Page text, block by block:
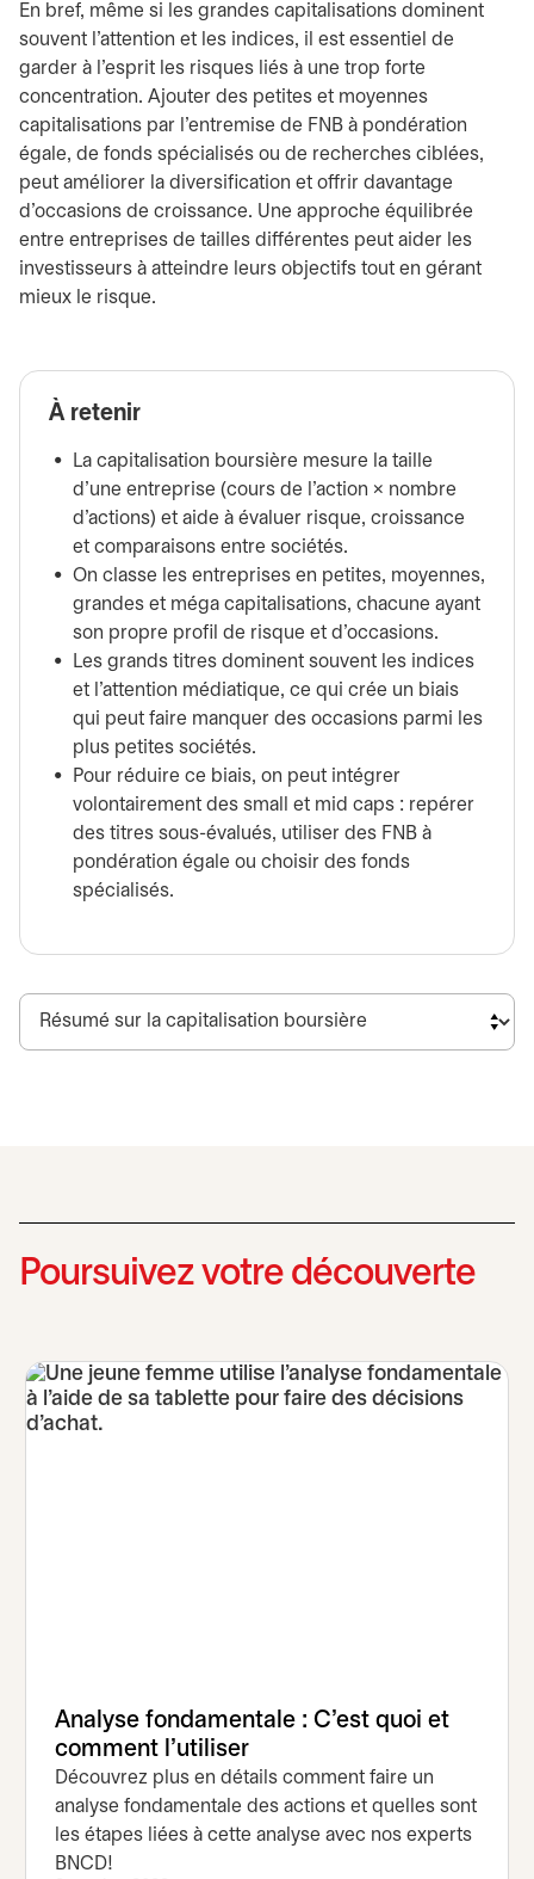
En bref, même si les grandes capitalisations dominent
souvent l'attention et les indices, il est essentiel de
garder à l'esprit les risques liés à une trop forte
concentration. Ajouter des petites et moyennes
capitalisations par l'entremise de FNB à pondération
égale, de fonds spécialisés ou de recherches ciblées,
peut améliorer la diversification et offrir davantage
d'occasions de croissance. Une approche équilibrée
entre entreprises de tailles différentes peut aider les
investisseurs à atteindre leurs objectifs tout en gérant
mieux le risque.
À retenir
La capitalisation boursière mesure la taille
d'une entreprise (cours de l'action × nombre
d'actions) et aide à évaluer risque, croissance
et comparaisons entre sociétés.
On classe les entreprises en petites, moyennes,
grandes et méga capitalisations, chacune ayant
son propre profil de risque et d'occasions.
Les grands titres dominent souvent les indices
et l'attention médiatique, ce qui crée un biais
qui peut faire manquer des occasions parmi les
plus petites sociétés.
Pour réduire ce biais, on peut intégrer
volontairement des small et mid caps : repérer
des titres sous-évalués, utiliser des FNB à
pondération égale ou choisir des fonds
spécialisés.
Poursuivez votre découverte
Analyse fondamentale : C'est quoi et
comment l'utiliser
Découvrez plus en détails comment faire un
analyse fondamentale des actions et quelles sont
les étapes liées à cette analyse avec nos experts
BNCD!